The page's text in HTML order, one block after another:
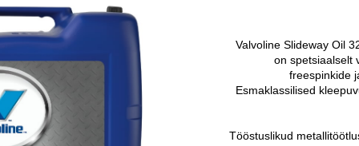
Valvoline Slideway Oil
on spetsiaalselt
freespinkide
Esmaklassilised
Tööstuslikud